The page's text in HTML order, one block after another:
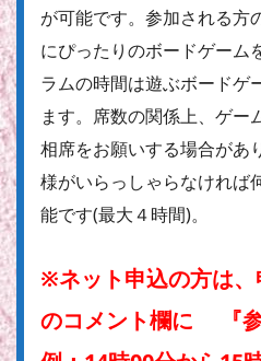
が可能です。参加される方
にぴったりのボードゲーム
ラムの時間は遊ぶボードゲ
ます。席数の関係上、ゲー
相席をお願いする場合があ
様がいらっしゃらなければ
能です(最大４時間)。
※ネット申込の方は
のコメント欄に 『